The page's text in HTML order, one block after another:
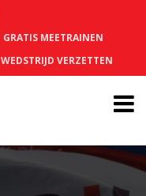
GRATIS MEETRAINEN
WEDSTRIJD VERZETTEN